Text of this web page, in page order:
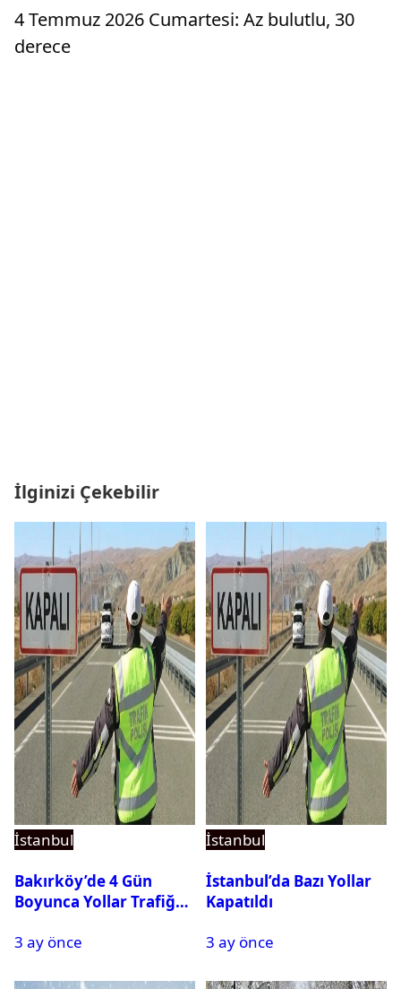
4 Temmuz 2026 Cumartesi: Az bulutlu, 30
derece
İlginizi Çekebilir
İstanbul
Bakırköy’de 4 Gün
Boyunca Yollar Trafiğe
3 ay önce
İstanbul
İstanbul’da Bazı Yollar
Kapatıldı
3 ay önce